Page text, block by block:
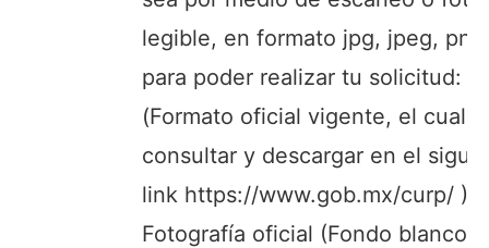
legible, en formato jpg, jpeg,
para poder realizar tu solicitud: 1.
(Formato oficial vigente, el cual
consultar y descargar en el
link https://www.gob.mx/curp/ )
Fotografía oficial (Fondo blanco,